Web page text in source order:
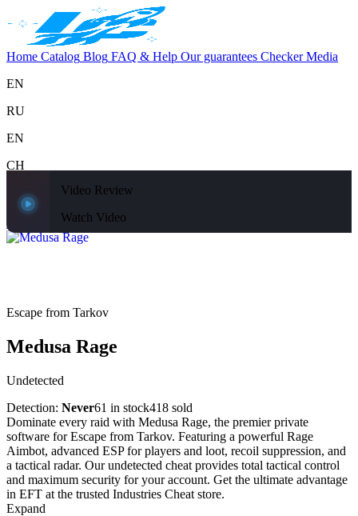
Home Catalog Blog FAQ & Help Our guarantees Checker Media
EN
RU
EN
CH
Support
Home
Home
CatalogEscape from Tarkov
Video Review
Watch Video
Escape from Tarkov
Medusa Rage
Undetected
Detection: Never61 in stock418 sold
Dominate every raid with Medusa Rage, the premier private
software for Escape from Tarkov. Featuring a powerful Rage
Aimbot, advanced ESP for players and loot, recoil suppression, and
a tactical radar. Our undetected cheat provides total tactical control
and maximum security for your account. Get the ultimate advantage
in EFT at the trusted Industries Cheat store.
Expand